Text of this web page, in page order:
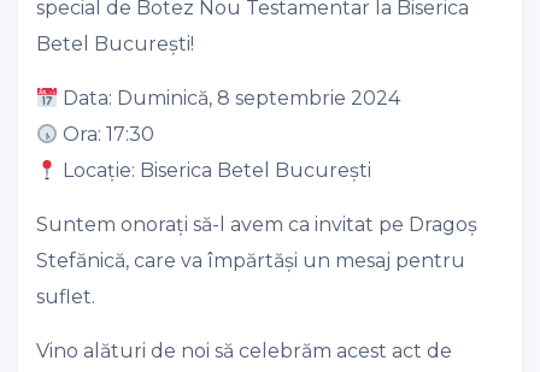
special de Botez Nou Testamentar la Biserica
Betel București!
Data: Duminică, 8 septembrie 2024
Ora: 17:30
Locație: Biserica Betel București
Suntem onorați să-l avem ca invitat pe Dragoș
Stefănică, care va împărtăși un mesaj pentru
suflet.
Vino alături de noi să celebrăm acest act de